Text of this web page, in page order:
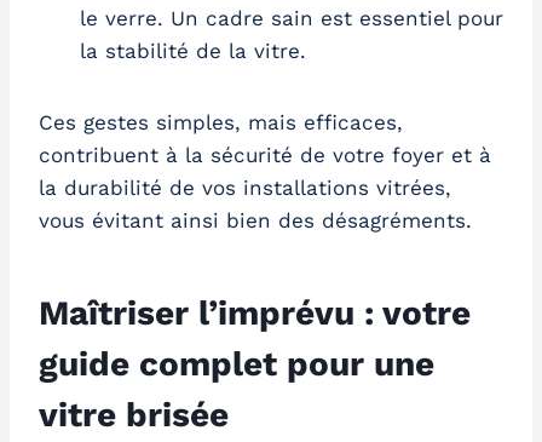
le verre. Un cadre sain est essentiel pour
la stabilité de la vitre.
Ces gestes simples, mais efficaces,
contribuent à la sécurité de votre foyer et à
la durabilité de vos installations vitrées,
vous évitant ainsi bien des désagréments.
Maîtriser l’imprévu : votre
guide complet pour une
vitre brisée